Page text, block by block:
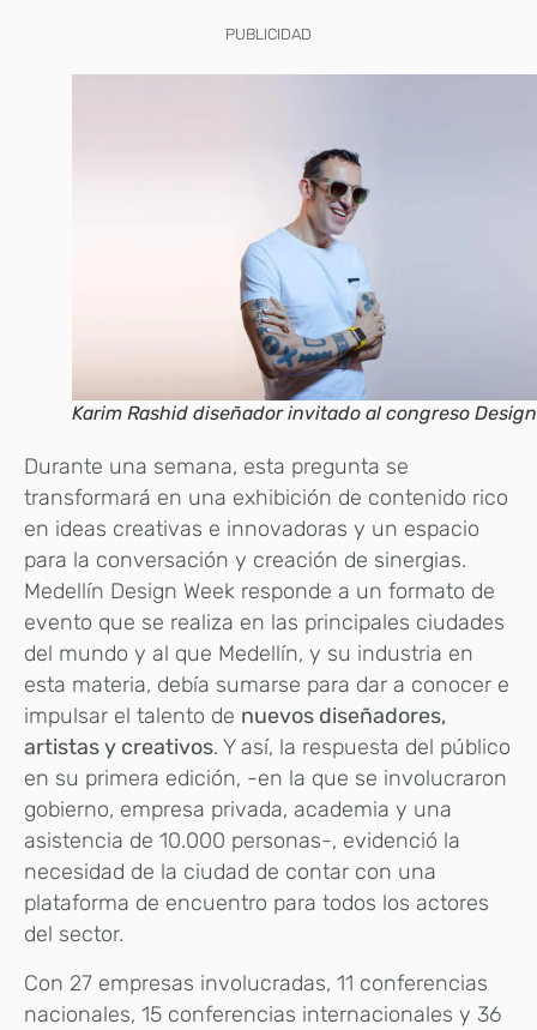
PUBLICIDAD
Karim Rashid diseñador invitado al congreso
Durante una semana, esta pregunta se
transformará en una exhibición de contenido rico
en ideas creativas e innovadoras y un espacio
para la conversación y creación de sinergias.
Medellín Design Week responde a un formato de
evento que se realiza en las principales ciudades
del mundo y al que Medellín, y su industria en
esta materia, debía sumarse para dar a conocer e
impulsar el talento de nuevos diseñadores,
artistas y creativos. Y así, la respuesta del público
en su primera edición, -en la que se involucraron
gobierno, empresa privada, academia y una
asistencia de 10.000 personas-, evidenció la
necesidad de la ciudad de contar con una
plataforma de encuentro para todos los actores
del sector.
Con 27 empresas involucradas, 11 conferencias
nacionales, 15 conferencias internacionales y 36